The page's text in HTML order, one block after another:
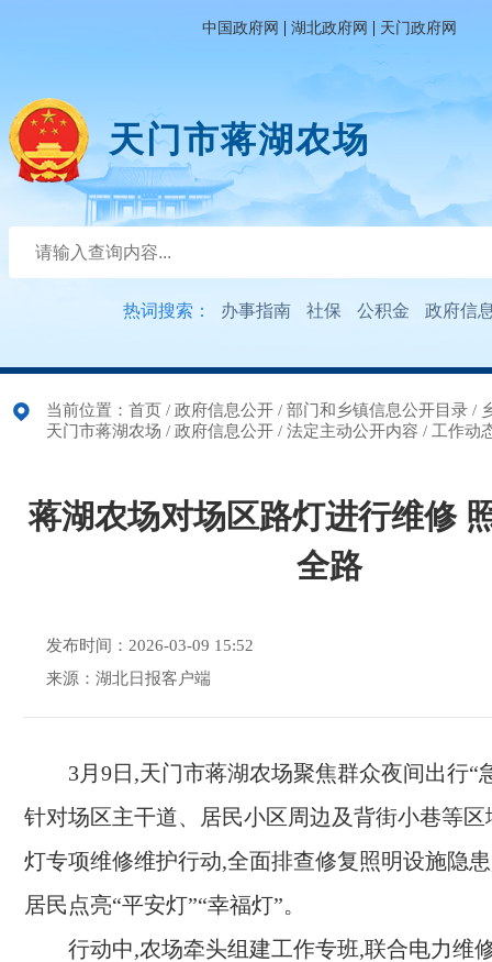
中国政府网 | 湖北政府网 | 天门政府网
天门市蒋湖农场
热词搜索： 办事指南 社保 公积金 政府信
当前位置： 首页 / 政府信息公开 / 部门和乡镇信息公开目录 /
天门市蒋湖农场 / 政府信息公开 / 法定主动公开内容 / 工作动
蒋湖农场对场区路灯进行维修
全路
发布时间：2026-03-09 15:52
来源：湖北日报客户端
3月9日,天门市蒋湖农场聚焦群众夜间出行“
针对场区主干道、居民小区周边及背街小巷等
灯专项维修维护行动,全面排查修复照明设施隐
居民点亮“平安灯”“幸福灯”。
行动中,农场牵头组建工作专班,联合电力维